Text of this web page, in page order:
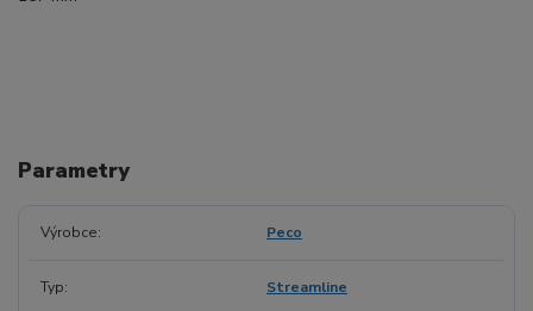
Parametry
Výrobce Peco
Typ Streamline